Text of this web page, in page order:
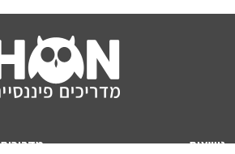
נושאים
מדריכים